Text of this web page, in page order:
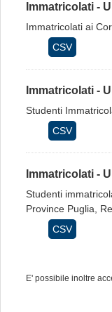
Immatricolati -
Immatricolati ai
CSV
Immatricolati -
Studenti
CSV
Immatricolati -
Studenti
Province Puglia,
CSV
E' possibile inoltre